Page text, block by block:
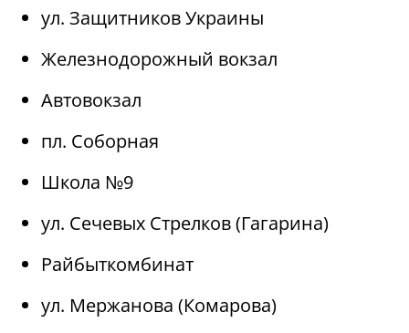
ул. Защитников Украины
Железнодорожный вокзал
Автовокзал
пл. Соборная
Школа №9
ул. Сечевых Стрелков (Гагарина)
Райбыткомбинат
ул. Мержанова (Комарова)